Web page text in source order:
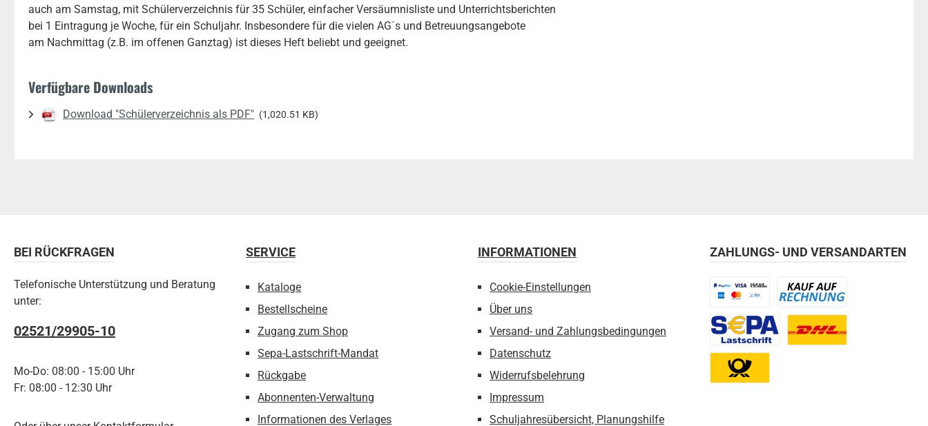
auch am Samstag, mit Schülerverzeichnis für 35 Schüler, einfacher Versäumnisliste und Unterrichtsberichten
bei 1 Eintragung je Woche, für ein Schuljahr. Insbesondere für die vielen AG´s und Betreuungsangebote
am Nachmittag (z.B. im offenen Ganztag) ist dieses Heft beliebt und geeignet.
Verfügbare Downloads
Download "Schülerverzeichnis als PDF" (1,020.51 KB)
BEI RÜCKFRAGEN
Telefonische Unterstützung und Beratung
unter:
02521/29905-10
Mo-Do: 08:00 - 15:00 Uhr
Fr: 08:00 - 12:30 Uhr
SERVICE
Kataloge
Bestellscheine
Zugang zum Shop
Sepa-Lastschrift-Mandat
Rückgabe
Abonnenten-Verwaltung
Informationen des Verlages
INFORMATIONEN
Cookie-Einstellungen
Über uns
Versand- und Zahlungsbedingungen
Datenschutz
Widerrufsbelehrung
Impressum
Schuljahresübersicht, Planungshilfe
ZAHLUNGS- UND VERSANDARTEN
Benutzerdefiniertes Bild 1Benutzerdefiniertes Bild 2
Benutzerdefiniertes Bild 3